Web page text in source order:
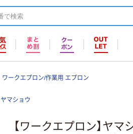
ワークエプロン/作業用 エプロン
ヤマショウ
【ワークエプロン】ヤ